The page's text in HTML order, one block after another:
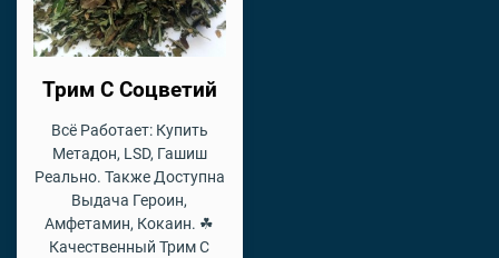
Трим С Соцветий
Всё Работает: Купить
Метадон, LSD, Гашиш
Реально. Также Доступна
Выдача Героин,
Амфетамин, Кокаин. ☘
Качественный Трим С